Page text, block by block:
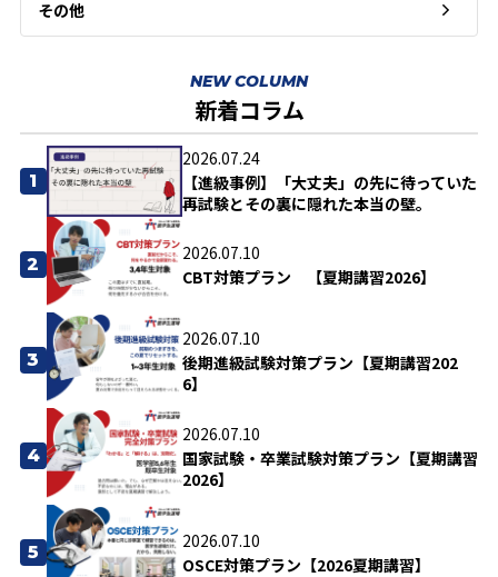
その他
NEW COLUMN
新着コラム
1
2026.07.24
【進級事例】「大丈夫」の先に待っていた
再試験とその裏に隠れた本当の壁。
2
2026.07.10
CBT対策プラン 【夏期講習2026】
3
2026.07.10
後期進級試験対策プラン【夏期講習202
6】
4
2026.07.10
国家試験・卒業試験対策プラン【夏期講習
2026】
5
2026.07.10
OSCE対策プラン【2026夏期講習】